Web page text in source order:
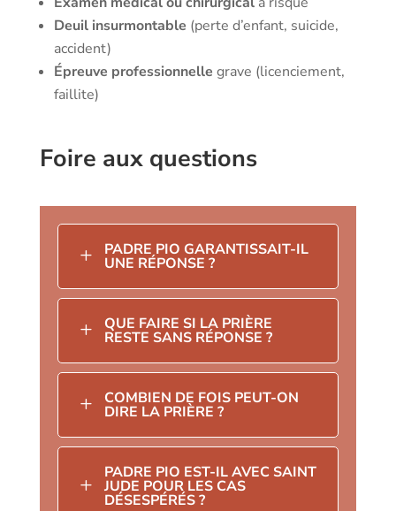
Deuil insurmontable (perte d’enfant, suicide,
accident)
Épreuve professionnelle grave (licenciement,
faillite)
Foire aux questions
L PADRE PIO GARANTISSAIT-IL
UNE RÉPONSE ?
L QUE FAIRE SI LA PRIÈRE
RESTE SANS RÉPONSE ?
L COMBIEN DE FOIS PEUT-ON
DIRE LA PRIÈRE ?
L
PADRE PIO EST-IL AVEC SAINT
JUDE POUR LES CAS
DÉSESPÉRÉS ?